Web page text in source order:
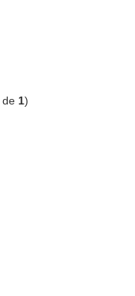
de 1)